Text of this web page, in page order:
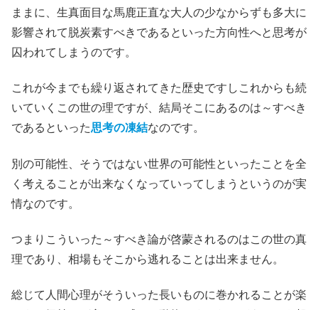
ままに、生真面目な馬鹿正直な大人の少なからずも多大に
影響されて脱炭素すべきであるといった方向性へと思考が
囚われてしまうのです。
これが今までも繰り返されてきた歴史ですしこれからも続
いていくこの世の理ですが、結局そこにあるのは～すべき
であるといった思考の凍結なのです。
別の可能性、そうではない世界の可能性といったことを全
く考えることが出来なくなっていってしまうというのが実
情なのです。
つまりこういった～すべき論が啓蒙されるのはこの世の真
理であり、相場もそこから逃れることは出来ません。
総じて人間心理がそういった長いものに巻かれることが楽